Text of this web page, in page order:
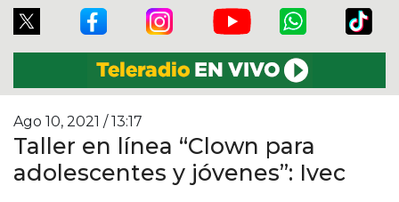
Ago 10, 2021 / 13:17
Taller en línea “Clown para
adolescentes y jóvenes”: Ivec